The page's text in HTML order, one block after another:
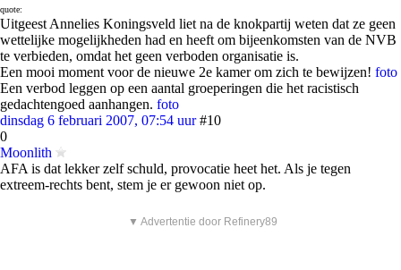
quote:
Uitgeest Annelies Koningsveld liet na de knokpartij weten dat ze geen
wettelijke mogelijkheden had en heeft om bijeenkomsten van de NVB
te verbieden, omdat het geen verboden organisatie is.
Een mooi moment voor de nieuwe 2e kamer om zich te bewijzen! foto
Een verbod leggen op een aantal groeperingen die het racistisch
gedachtengoed aanhangen. foto
dinsdag 6 februari 2007, 07:54 uur #10
0
Moonlith
AFA is dat lekker zelf schuld, provocatie heet het. Als je tegen
extreem-rechts bent, stem je er gewoon niet op.
▼ Advertentie door Refinery89